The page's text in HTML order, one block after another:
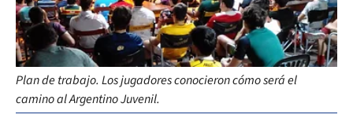
Plan de trabajo. Los jugadores conocieron cómo será el
camino al Argentino Juvenil.